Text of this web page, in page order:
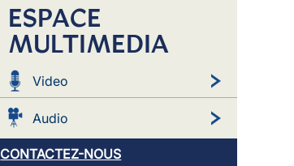
ESPACE
MULTIMEDIA
Video
Audio
CONTACTEZ-NOUS